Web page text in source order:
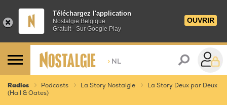
Téléchargez l'application
Nostalgie Belgique
Gratuit - Sur Google Play
OUVRIR
> NL
Radios Podcasts La Story Nostalgie
La Story Deux par Deux
(Hall & Oates)